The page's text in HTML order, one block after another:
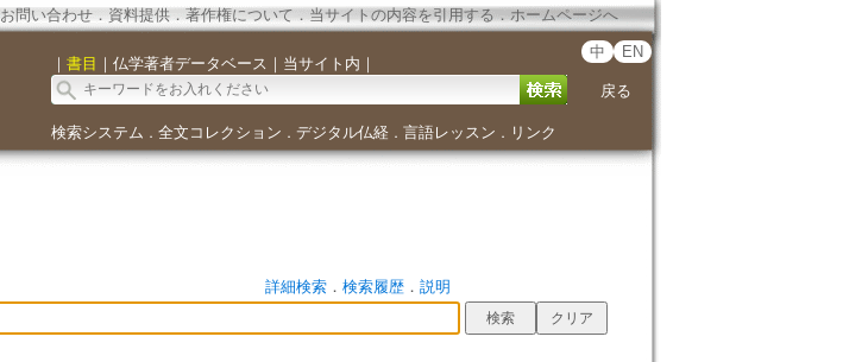
お問い合わせ． 資料提供． 著作権について．当サイトの内容を引用する ． ホームページへ
｜ 書目 ｜ 仏学著者データベース ｜ 当サイト内 ｜
中 EN
戻る
検索システム ． 全文コレクション ． デジタル仏経． 言語レッスン ． リンク
詳細検索． 検索履歴． 説明